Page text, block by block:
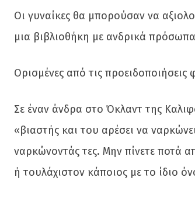
Οι γυναίκες θα μπορούσαν να
μια βιβλιοθήκη με ανδρικά
Ορισμένες από τις προειδοποιήσεις
Σε έναν άνδρα στο Όκλαντ της
«βιαστής και του αρέσει να
ναρκώνοντάς τες. Μην πίνετε ποτά
ή τουλάχιστον κάποιος με το ίδιο